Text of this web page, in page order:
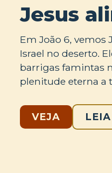
Jesus
Em João 6,
Israel no deserto.
barrigas famintas
plenitude eterna a
VEJA LEIA